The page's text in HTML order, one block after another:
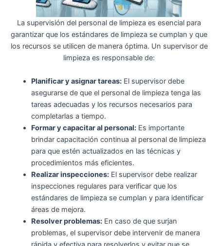
La supervisión del personal de limpieza es esencial para
garantizar que los estándares de limpieza se cumplan y que
los recursos se utilicen de manera óptima. Un supervisor de
limpieza es responsable de:
Planificar y asignar tareas:El supervisor debe
asegurarse de que el personal de limpieza tenga las
tareas adecuadas y los recursos necesarios para
completarlas a tiempo.
Formar y capacitar al personal:Es importante
brindar capacitación continua al personal de limpieza
para que estén actualizados en las técnicas y
procedimientos más eficientes.
Realizar inspecciones:El supervisor debe realizar
inspecciones regulares para verificar que los
estándares de limpieza se cumplan y para identificar
áreas de mejora.
Resolver problemas:En caso de que surjan
problemas, el supervisor debe intervenir de manera